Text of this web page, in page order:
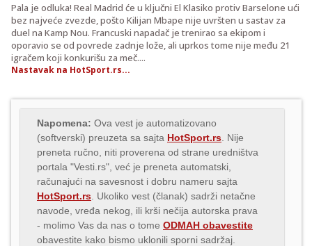
Pala je odluka! Real Madrid će u ključni El Klasiko protiv Barselone ući
bez najveće zvezde, pošto Kilijan Mbape nije uvršten u sastav za
duel na Kamp Nou. Francuski napadač je trenirao sa ekipom i
oporavio se od povrede zadnje lože, ali uprkos tome nije među 21
igračem koji konkurišu za meč....
Nastavak na HotSport.rs...
Napomena: Ova vest je automatizovano
(softverski) preuzeta sa sajta HotSport.rs . Nije
preneta ručno, niti proverena od strane uredništva
portala "Vesti.rs", već je preneta automatski,
računajući na savesnost i dobru nameru sajta
HotSport.rs . Ukoliko vest (članak) sadrži netačne
navode, vređa nekog, ili krši nečija autorska prava
- molimo Vas da nas o tome ODMAH obavestite
obavestite kako bismo uklonili sporni sadržaj.